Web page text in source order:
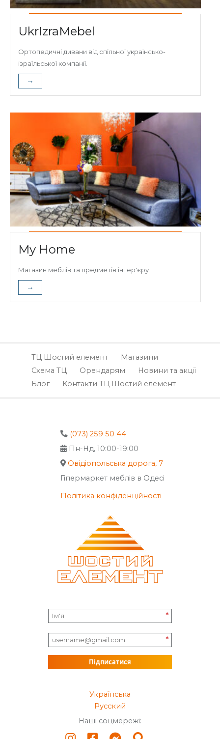
UkrIzraMebel
Ортопедичні дивани від спільної українсько-
ізраїльської компанії.
→
My Home
Магазин меблів та предметів інтер'єру
→
ТЦ Шостий елемент
Магазини
Схема ТЦ
Орендарям
Новини та акції
Блог
Контакти ТЦ Шостий елемент
(073) 259 50 44
Пн-Нд, 10:00-19:00
Овідіопольська дорога, 7
Гіпермаркет меблів в Одесі
Політика конфіденційності
*
*
Підписатися
Українська
Русский
Наші соцмережі: